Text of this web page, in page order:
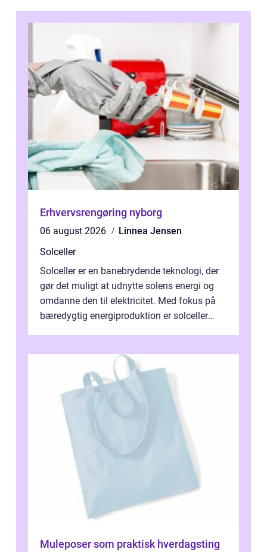
Erhvervsrengøring nyborg
06 august 2026
Linnea Jensen
Solceller
Solceller er en banebrydende teknologi, der
gør det muligt at udnytte solens energi og
omdanne den til elektricitet. Med fokus på
bæredygtig energiproduktion er solceller
Muleposer som praktisk hverdagsting